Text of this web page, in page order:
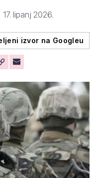
17. lipanj 2026.
izvor na Googleu